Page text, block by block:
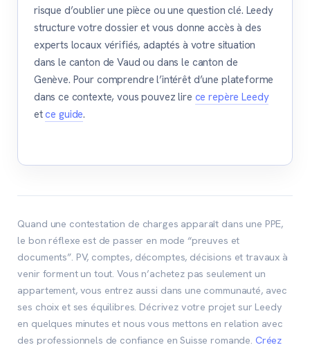
risque d’oublier une pièce ou une question clé. Leedy
structure votre dossier et vous donne accès à des
experts locaux vérifiés, adaptés à votre situation
dans le canton de Vaud ou dans le canton de
Genève. Pour comprendre l’intérêt d’une plateforme
dans ce contexte, vous pouvez lire ce repère Leedy
etce guide.
Quand une contestation de charges apparaît dans une PPE,
le bon réflexe est de passer en mode “preuves et
documents”. PV, comptes, décomptes, décisions et travaux à
venir forment un tout. Vous n’achetez pas seulement un
appartement, vous entrez aussi dans une communauté, avec
ses choix et ses équilibres. Décrivez votre projet sur Leedy
en quelques minutes et nous vous mettons en relation avec
des professionnels de confiance en Suisse romande. Créez